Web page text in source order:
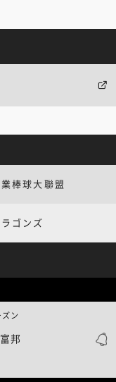
棒球大聯盟
ゴンズ
富邦
ン